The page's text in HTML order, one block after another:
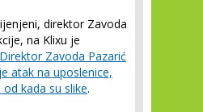
direktor Zavoda
na Klixu je
Direktor Zavoda Pazarić
atak na uposlenice,
od kada su slike.